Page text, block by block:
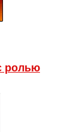
ролью